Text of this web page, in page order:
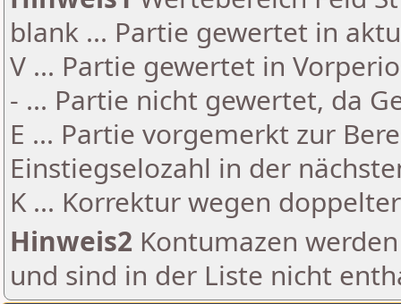
blank ... Partie gewertet in
V ... Partie gewertet in
- ... Partie nicht gewertet, da
E ... Partie vorgemerkt zur
Einstiegselozahl in der
K ... Korrektur wegen
Hinweis2 Kontumazen
und sind in der Liste nicht